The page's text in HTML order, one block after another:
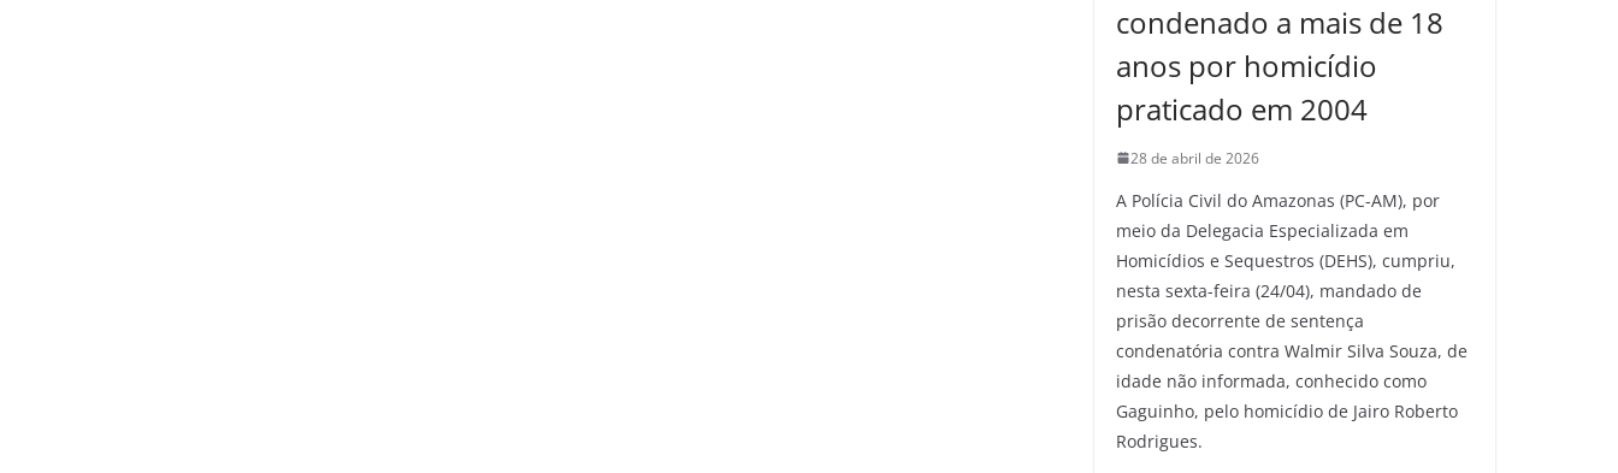
condenado a mais de 18
anos por homicídio
praticado em 2004
28 de abril de 2026
A Polícia Civil do Amazonas (PC-AM), por
meio da Delegacia Especializada em
Homicídios e Sequestros (DEHS), cumpriu,
nesta sexta-feira (24/04), mandado de
prisão decorrente de sentença
condenatória contra Walmir Silva Souza, de
idade não informada, conhecido como
Gaguinho, pelo homicídio de Jairo Roberto
Rodrigues.